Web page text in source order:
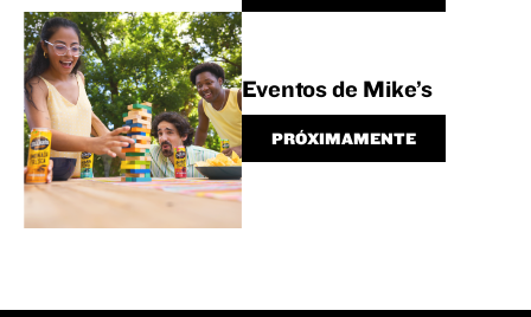
Eventos de Mike’s
PRÓXIMAMENTE